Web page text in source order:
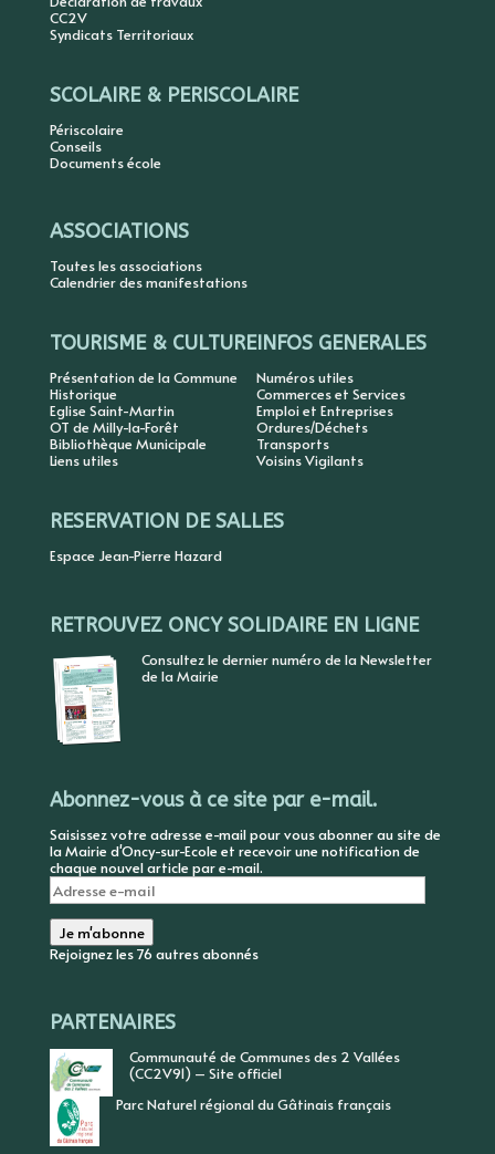
CC2V
Syndicats Territoriaux
SCOLAIRE & PERISCOLAIRE
Périscolaire
Conseils
Documents école
ASSOCIATIONS
Toutes les associations
Calendrier des manifestations
TOURISME & CULTURE
Présentation de la Commune
Historique
Eglise Saint-Martin
OT de Milly-la-Forêt
Bibliothèque Municipale
Liens utiles
INFOS GENERALES
Numéros utiles
Commerces et Services
Emploi et Entreprises
Ordures/Déchets
Transports
Voisins Vigilants
RESERVATION DE SALLES
Espace Jean-Pierre Hazard
RETROUVEZ ONCY SOLIDAIRE EN LIGNE
Consultez le dernier numéro de la Newsletter
de la Mairie
Abonnez-vous à ce site par e-mail.
Saisissez votre adresse e-mail pour vous abonner au site de
la Mairie d'Oncy-sur-Ecole et recevoir une notification de
chaque nouvel article par e-mail.
Adresse
e-
mail
Je m'abonne
Rejoignez les 76 autres abonnés
PARTENAIRES
Communauté de Communes des 2 Vallées
(CC2V91) – Site officiel
Parc Naturel régional du Gâtinais français